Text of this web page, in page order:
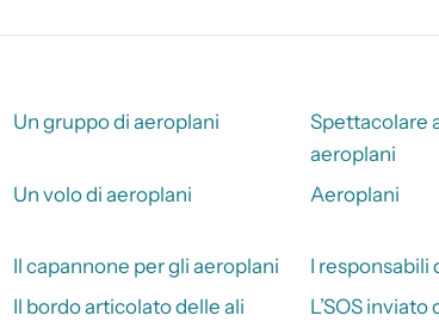
Un gruppo di aeroplani
Spettacolare
aeroplani
Un volo di aeroplani Aeroplani
Il capannone per gli aeroplani
I responsabili
Il bordo articolato delle ali
L’SOS